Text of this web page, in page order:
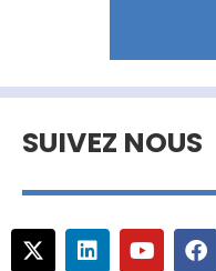
SUIVEZ NOUS